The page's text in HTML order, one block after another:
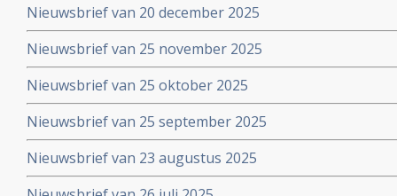
Nieuwsbrief van 20 december 2025
Nieuwsbrief van 25 november 2025
Nieuwsbrief van 25 oktober 2025
Nieuwsbrief van 25 september 2025
Nieuwsbrief van 23 augustus 2025